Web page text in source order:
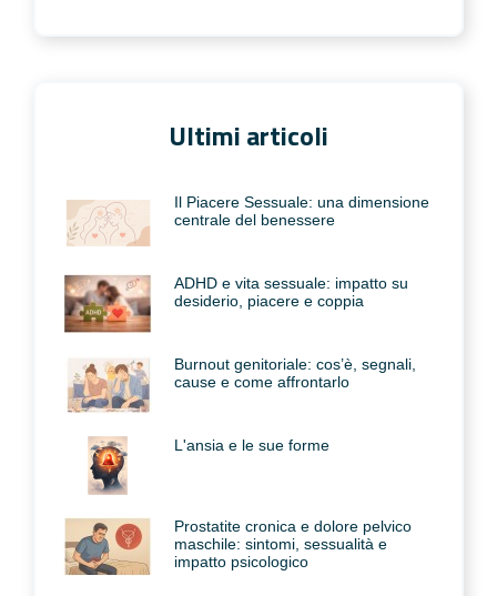
Ultimi articoli
Il Piacere Sessuale: una dimensione
centrale del benessere
ADHD e vita sessuale: impatto su
desiderio, piacere e coppia
Burnout genitoriale: cos’è, segnali,
cause e come affrontarlo
L'ansia e le sue forme
Prostatite cronica e dolore pelvico
maschile: sintomi, sessualità e
impatto psicologico